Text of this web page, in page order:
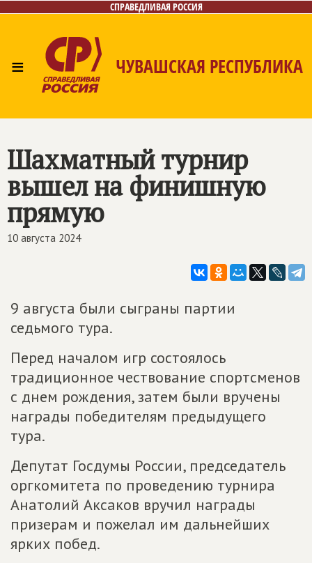
СПРАВЕДЛИВАЯ РОССИЯ
≡ ЧУВАШСКАЯ РЕСПУБЛИКА
Контакты
Шахматный турнир
вышел на финишную
прямую
10 августа 2024
9 августа были сыграны партии
седьмого тура.
Перед началом игр состоялось
традиционное чествование спортсменов
с днем рождения, затем были вручены
награды победителям предыдущего
тура.
Депутат Госдумы России, председатель
оргкомитета по проведению турнира
Анатолий Аксаков вручил награды
призерам и пожелал им дальнейших
ярких побед.